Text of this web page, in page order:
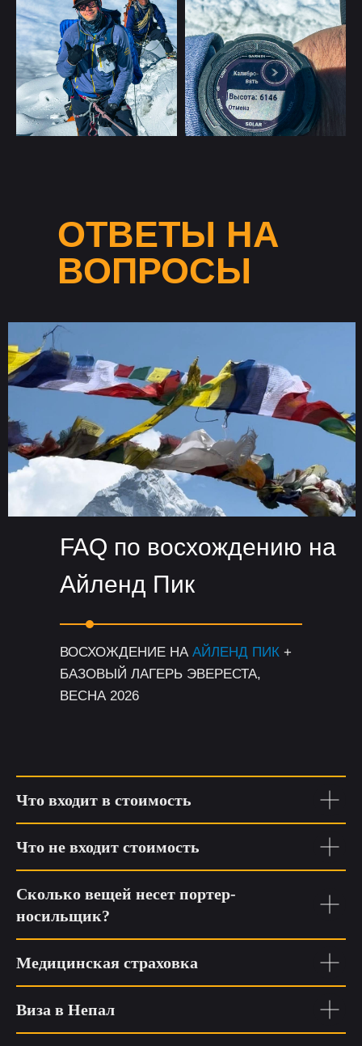
ОТВЕТЫ НА
ВОПРОСЫ
ВОСХОЖДЕНИЕ НА АЙЛЕНД ПИК +
БАЗОВЫЙ ЛАГЕРЬ ЭВЕРЕСТА,
ВЕСНА 2026
FAQ по восхождению на
Айленд Пик
Что входит в стоимость
Что не входит стоимость
Сколько вещей несет портер-
носильщик?
Медицинская страховка
Виза в Непал
Разработка сайта